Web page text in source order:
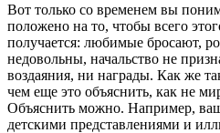
Вот только со временем вы
положено на то, чтобы всего
получается: любимые бросают,
недовольны, начальство не
воздаяния, ни награды. Как же
чем еще это объяснить, как не
Объяснить можно. Например,
детскими представлениями и